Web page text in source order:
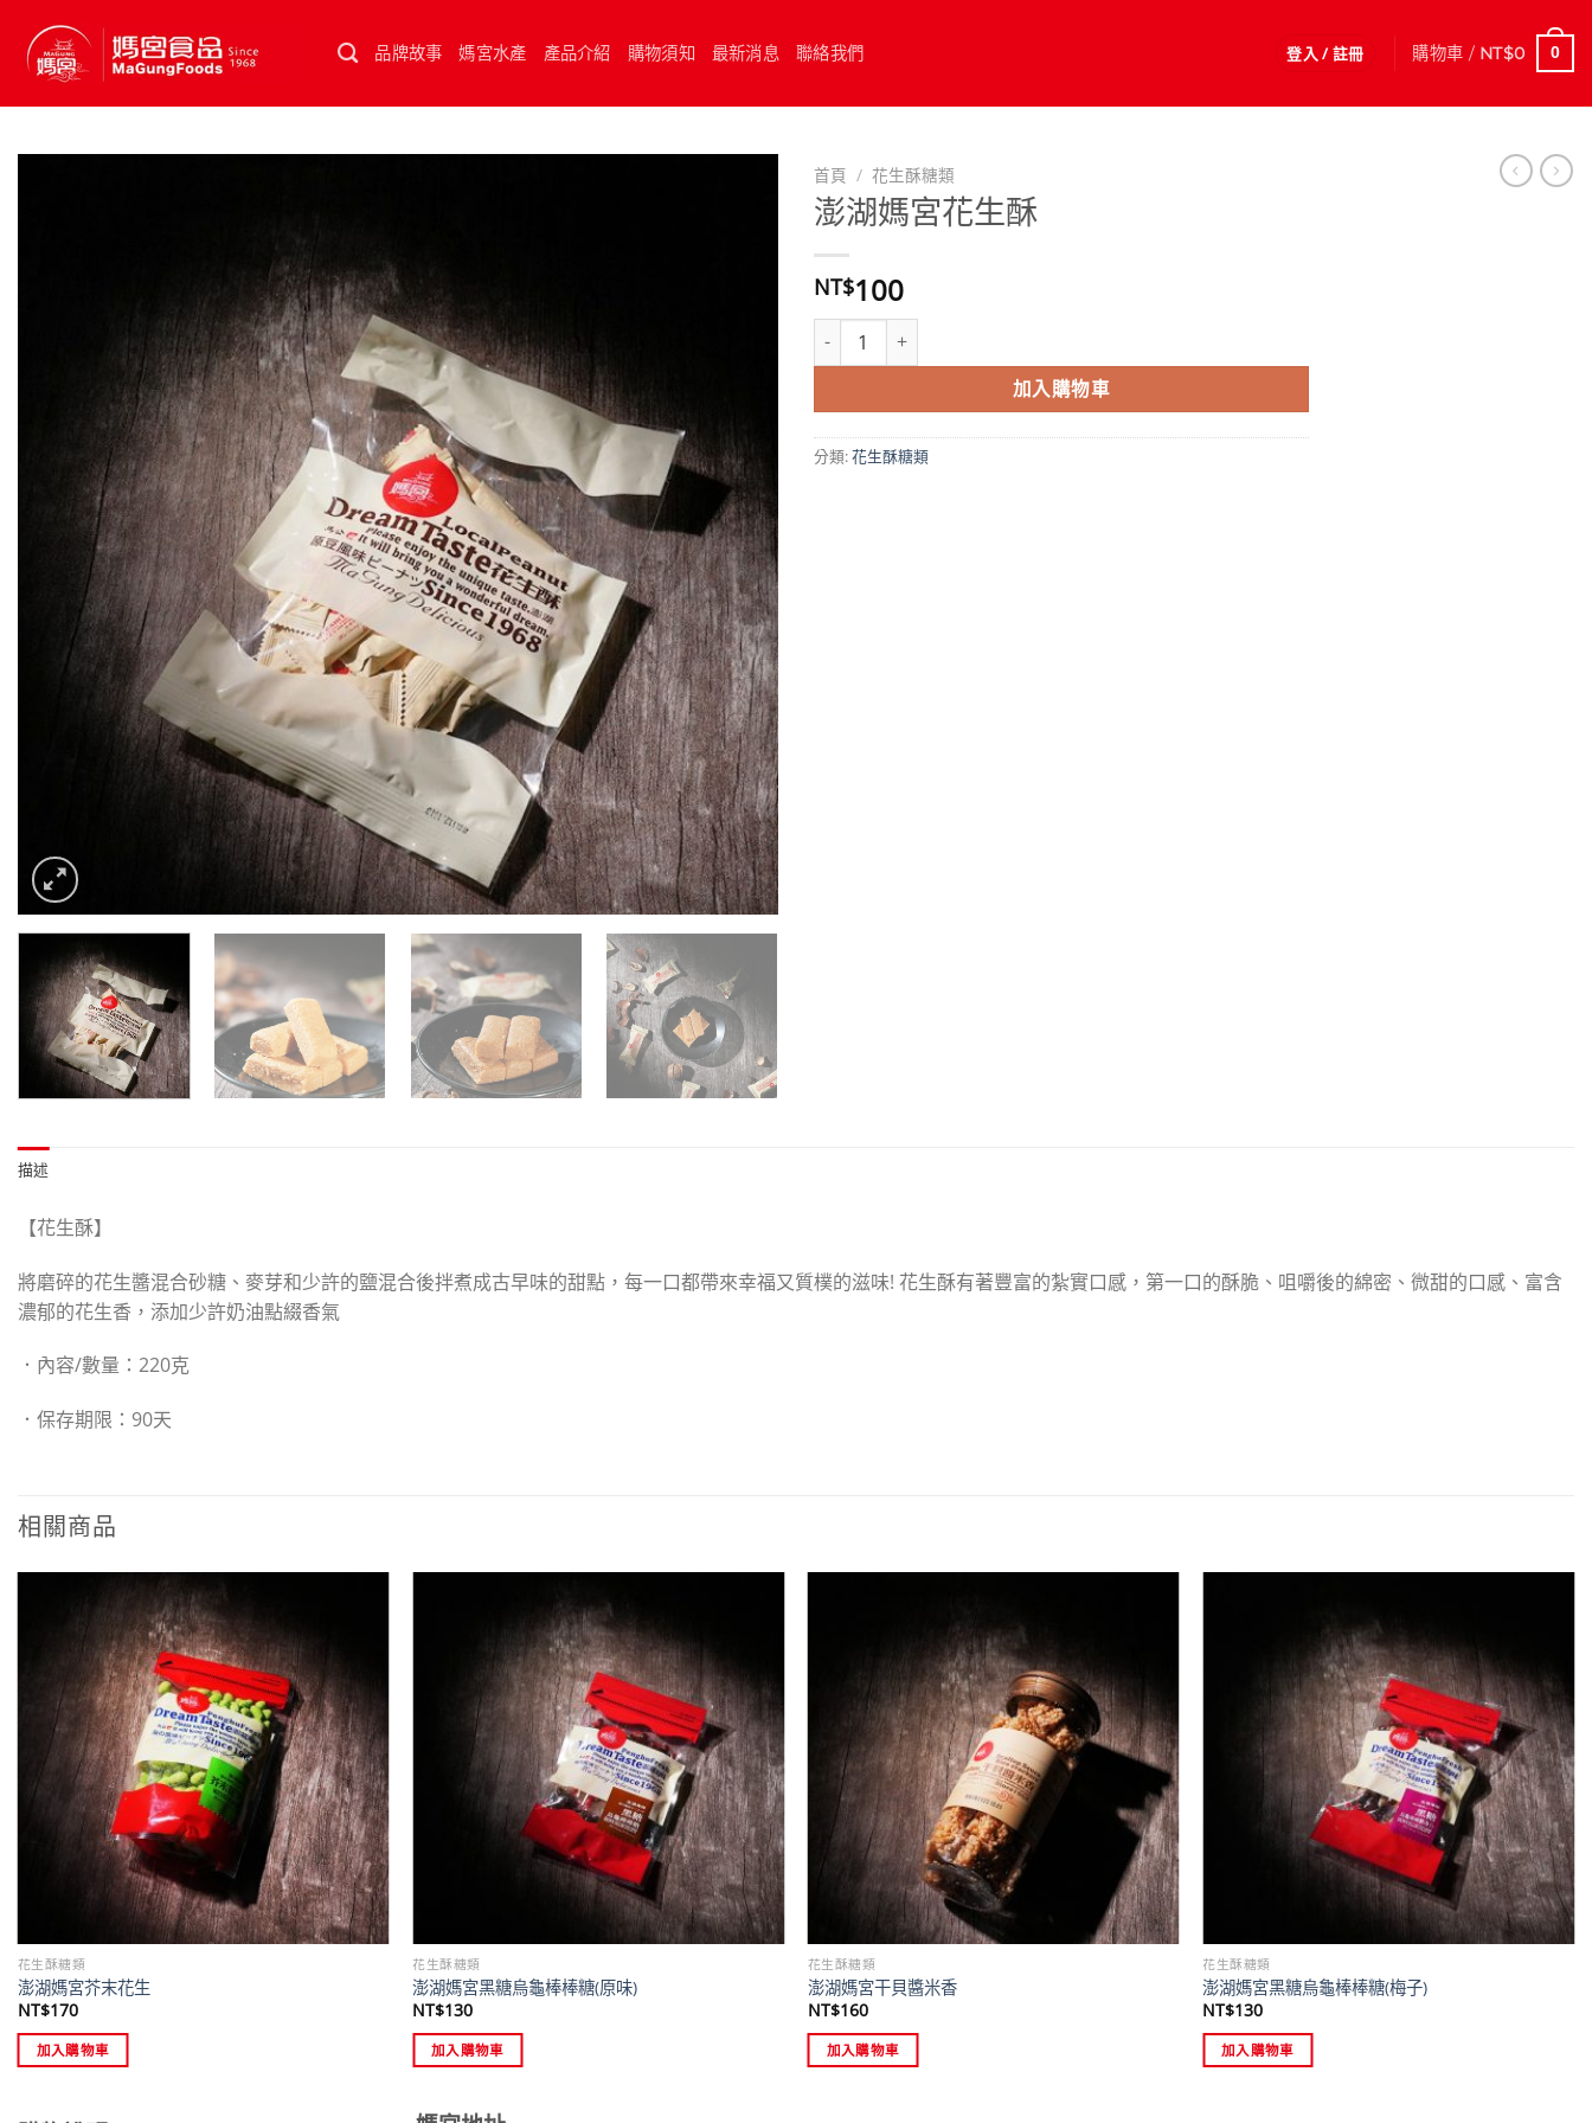
content
品牌故事 媽宮水產 產品介紹 購物須知 最新消息 聯絡我們 登入 / 註冊 購物車 / NT$0 0
首頁 / 花生酥糖類
澎湖媽宮花生酥
NT$100
澎湖媽宮花生酥 數量
加入購物車
分類:花生酥糖類
描述
【花生酥】
將磨碎的花生醬混合砂糖、麥芽和少許的鹽混合後拌煮成古早味的甜點，每一口都帶來幸福又質樸的滋味! 花生酥有著豐富的紮實口感，第一口的酥脆、咀嚼後的綿密、微甜的口感、富含
濃郁的花生香，添加少許奶油點綴香氣
． 內容/數量：220克
．保存期限： 90天
相關商品
花生酥糖類
澎湖媽宮芥末花生
NT$170
加入購物車
花生酥糖類
澎湖媽宮黑糖烏龜棒棒糖(原味)
NT$130
加入購物車
花生酥糖類
澎湖媽宮干貝醬米香
NT$160
加入購物車
花生酥糖類
澎湖媽宮黑糖烏龜棒棒糖(梅子)
NT$130
加入購物車